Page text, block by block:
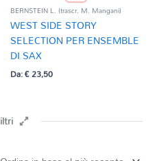
BERNSTEIN L. (trascr. M. Mangani)
WEST SIDE STORY
SELECTION PER ENSEMBLE
DI SAX
Da:€23,50